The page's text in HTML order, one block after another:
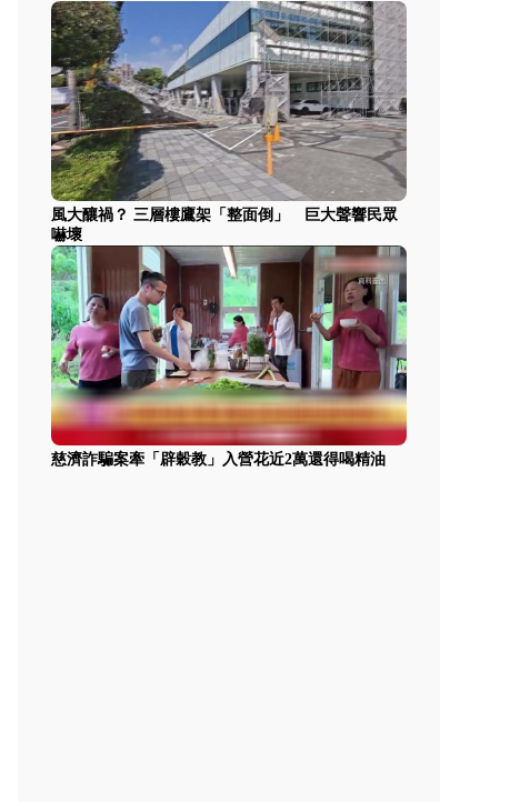
風大釀禍？ 三層樓鷹架「整面倒」 巨大聲響民眾
嚇壞
慈濟詐騙案牽「辟穀教」入營花近2萬還得喝精油